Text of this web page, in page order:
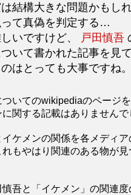
結構大きな問題かもしれ
て真偽を判定する…
いですけど、
戸田慎吾
いて書かれた記事を見
はとっても大事ですね。
ついてのwikipediaのページ
関する記載はありませんで
ケメンの関係を各メディア
もやはり関連のある物が
吾と「イケメン」の関連度